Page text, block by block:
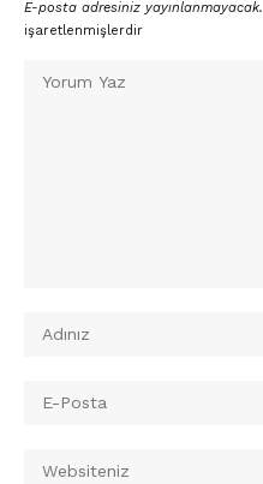
E-posta adresiniz yayınlanmayacak.
işaretlenmişlerdir